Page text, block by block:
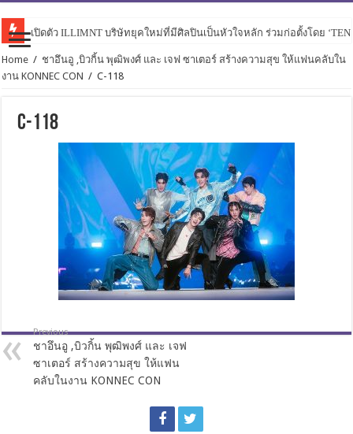
เปิดตัว ILLIMNT บริษัทยุคใหม่ที่มีศิลปินเป็นหัวใจหลัก ร่วมก่อตั้งโดย
Home / ชาอึนอู ,บิวกิ้น พุฒิพงศ์ และ เจฟ ซาเตอร์ สร้างความสุข ให้แฟนคลับใน
งาน KONNEC CON / C-118
C-118
Previous
ชาอึนอู ,บิวกิ้น พุฒิพงศ์ และ เจฟ
ซาเตอร์ สร้างความสุข ให้แฟน
คลับในงาน KONNEC CON